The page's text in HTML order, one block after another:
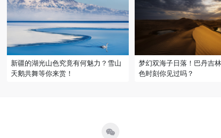
新疆的湖光山色究竟有何魅力？雪山
天鹅共舞等你来赏！
梦幻双海子日落！巴丹吉
色时刻你见过吗？